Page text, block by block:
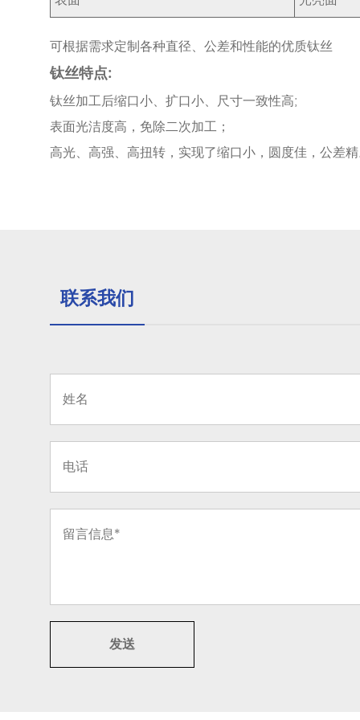
可根据需求定制各种直径、公差和性能的优质钛丝
钛丝特点:
钛丝加工后缩口小、扩口小、尺寸一致性高;
表面光洁度高，免除二次加工；
高光、高强、高扭转，实现了缩口小，圆度佳，公差
联系我们